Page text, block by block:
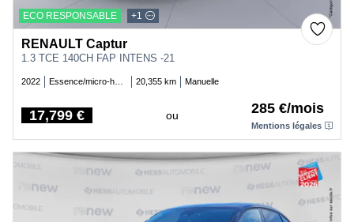
ECO RESPONSABLE +1
RENAULT Captur
1.3 TCE 140CH FAP INTENS -21
2022 20,355 km Manuelle
Price
17,799 € ou 285 €/mois
Mentions légales